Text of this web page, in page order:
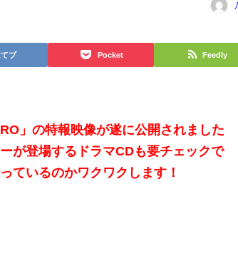
ブ Pocket Feedly
」の特報映像が遂に公開されました
が登場するドラマCDも要チェックで
ているのかワクワクします！